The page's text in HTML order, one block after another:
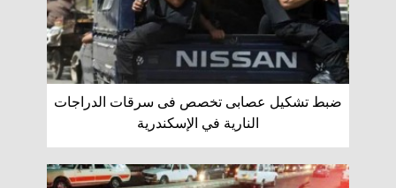
ضبط تشكيل عصابى تخصص فى سرقات الدراجات
النارية في الإسكندرية